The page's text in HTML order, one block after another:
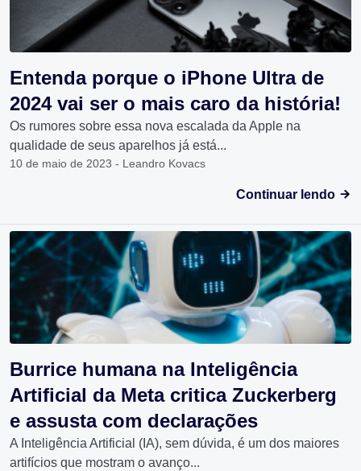
Entenda porque o iPhone Ultra de
2024 vai ser o mais caro da história!
Os rumores sobre essa nova escalada da Apple na
qualidade de seus aparelhos já está...
10 de maio de 2023 - Leandro Kovacs
Continuar lendo
Burrice humana na Inteligência
Artificial da Meta critica Zuckerberg
e assusta com declarações
A Inteligência Artificial (IA), sem dúvida, é um dos maiores
artifícios que mostram o avanço...